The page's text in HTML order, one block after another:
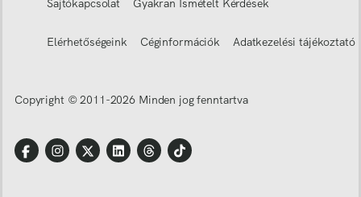
Sajtókapcsolat Gyakran Ismételt Kérdések
Elérhetőségeink Céginformációk Adatkezelési tájékoztató
Copyright © 2011-2026 Minden jog fenntartva